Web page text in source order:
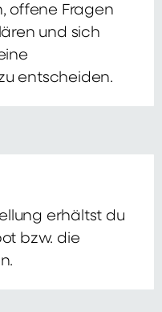
offene Fragen
und sich
entscheiden.
erhältst du
bzw. die